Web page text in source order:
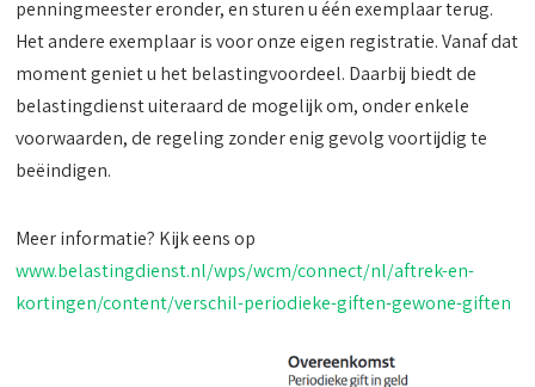
penningmeester eronder, en sturen u één exemplaar terug.
Het andere exemplaar is voor onze eigen registratie. Vanaf dat
moment geniet u het belastingvoordeel. Daarbij biedt de
belastingdienst uiteraard de mogelijk om, onder enkele
voorwaarden, de regeling zonder enig gevolg voortijdig te
beëindigen.
Meer informatie? Kijk eens op
www.belastingdienst.nl/wps/wcm/connect/nl/aftrek-en-
kortingen/content/verschil-periodieke-giften-gewone-giften